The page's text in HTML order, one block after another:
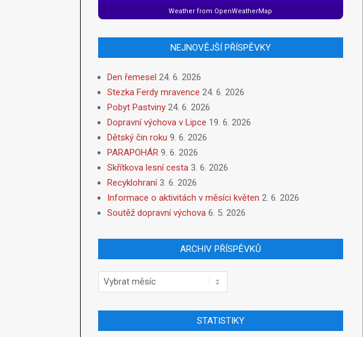
Weather from OpenWeatherMap
NEJNOVĚJŠÍ PŘÍSPĚVKY
Den řemesel 24. 6. 2026
Stezka Ferdy mravence 24. 6. 2026
Pobyt Pastviny 24. 6. 2026
Dopravní výchova v Lipce 19. 6. 2026
Dětský čin roku 9. 6. 2026
PARAPOHÁR 9. 6. 2026
Skřítkova lesní cesta 3. 6. 2026
Recyklohraní 3. 6. 2026
Informace o aktivitách v měsíci květen 2. 6. 2026
Soutěž dopravní výchova 6. 5. 2026
ARCHIV PŘÍSPĚVKŮ
STATISTIKY